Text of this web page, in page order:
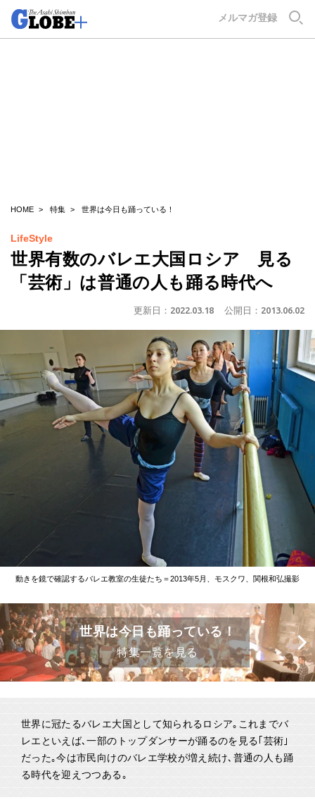
メルマガ登録
HOME 特集 世界は今日も踊っている！
LifeStyle
世界有数のバレエ大国ロシア 見る
「芸術」は普通の人も踊る時代へ
更新日： 2022.03.18 公開日： 2013.06.02
動きを鏡で確認するバレエ教室の生徒たち＝2013年5月、モスクワ、関根和弘撮影
世界は今日も踊っている！
特集一覧を見る
世界に冠たるバレエ大国として知られるロシア｡これまでバ
レエといえば､一部のトップダンサーが踊るのを見る｢芸術｣
だった｡今は市民向けのバレエ学校が増え続け､普通の人も踊
る時代を迎えつつある｡